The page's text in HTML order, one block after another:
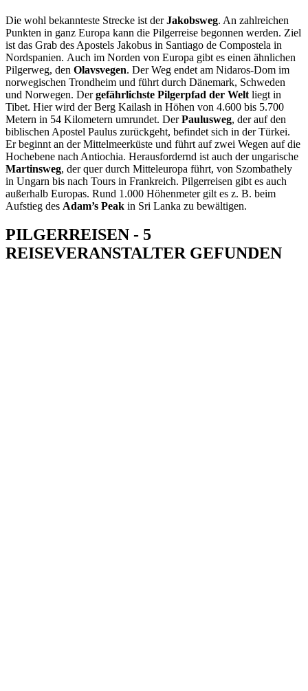
Die wohl bekannteste Strecke ist derJakobsweg. An zahlreichen
Punkten in ganz Europa kann die Pilgerreise begonnen werden. Ziel
ist das Grab des Apostels Jakobus in Santiago de Compostela in
Nordspanien. Auch im Norden von Europa gibt es einen ähnlichen
Pilgerweg, den Olavsvegen. Der Weg endet am Nidaros-Dom im
norwegischen Trondheim und führt durch Dänemark, Schweden
und Norwegen. Dergefährlichste Pilgerpfad der Welt liegt in
Tibet. Hier wird der Berg Kailash in Höhen von 4.600 bis 5.700
Metern in 54 Kilometern umrundet. DerPaulusweg, der auf den
biblischen Apostel Paulus zurückgeht, befindet sich in der Türkei.
Er beginnt an der Mittelmeerküste und führt auf zwei Wegen auf die
Hochebene nach Antiochia. Herausfordernd ist auch der ungarische
Martinsweg, der quer durch Mitteleuropa führt, von Szombathely
in Ungarn bis nach Tours in Frankreich. Pilgerreisen gibt es auch
außerhalb Europas. Rund 1.000 Höhenmeter gilt es z. B. beim
Aufstieg des Adam’s Peak in Sri Lanka zu bewältigen.
PILGERREISEN - 5
REISEVERANSTALTER GEFUNDEN